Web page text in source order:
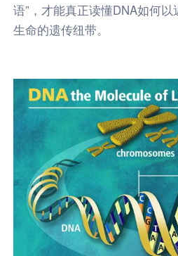
语”，才能真正读懂DNA如何
生命的遗传纽带。